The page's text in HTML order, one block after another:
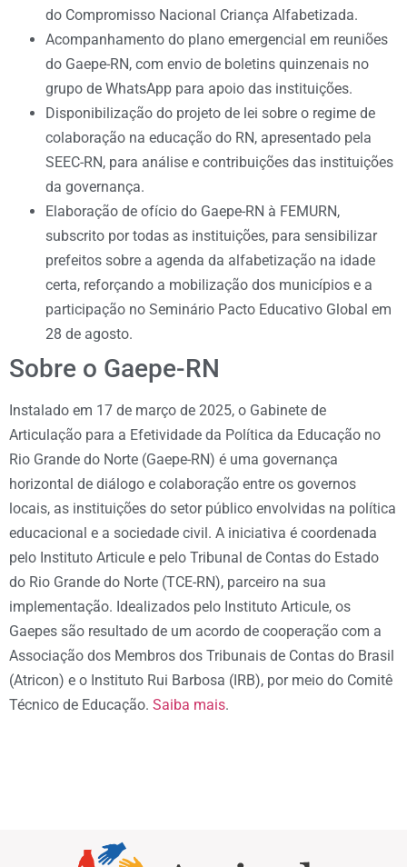
do Compromisso Nacional Criança Alfabetizada.
Acompanhamento do plano emergencial em reuniões
do Gaepe-RN, com envio de boletins quinzenais no
grupo de WhatsApp para apoio das instituições.
Disponibilização do projeto de lei sobre o regime de
colaboração na educação do RN, apresentado pela
SEEC-RN, para análise e contribuições das instituições
da governança.
Elaboração de ofício do Gaepe-RN à FEMURN,
subscrito por todas as instituições, para sensibilizar
prefeitos sobre a agenda da alfabetização na idade
certa, reforçando a mobilização dos municípios e a
participação no Seminário Pacto Educativo Global em
28 de agosto.
Sobre o Gaepe-RN
Instalado em 17 de março de 2025, o Gabinete de
Articulação para a Efetividade da Política da Educação no
Rio Grande do Norte (Gaepe-RN) é uma governança
horizontal de diálogo e colaboração entre os governos
locais, as instituições do setor público envolvidas na política
educacional e a sociedade civil. A iniciativa é coordenada
pelo Instituto Articule e pelo Tribunal de Contas do Estado
do Rio Grande do Norte (TCE-RN), parceiro na sua
implementação. Idealizados pelo Instituto Articule, os
Gaepes são resultado de um acordo de cooperação com a
Associação dos Membros dos Tribunais de Contas do Brasil
(Atricon) e o Instituto Rui Barbosa (IRB), por meio do Comitê
Técnico de Educação. Saiba mais.